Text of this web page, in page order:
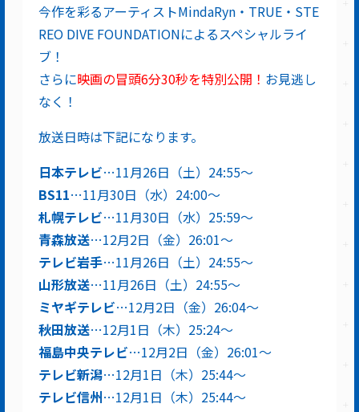
今作を彩るアーティストMindaRyn・TRUE・STE
REO DIVE FOUNDATIONによるスペシャルライ
ブ！
さらに映画の冒頭6分30秒を特別公開！ お見逃し
なく！
放送日時は下記になります。
日本テレビ…11月26日（土）24:55～
BS11…11月30日（水）24:00～
札幌テレビ…11月30日（水）25:59～
青森放送…12月2日（金）26:01〜
テレビ岩手…11月26日（土）24:55〜
山形放送…11月26日（土）24:55〜
ミヤギテレビ…12月2日（金）26:04〜
秋田放送…12月1日（木）25:24〜
福島中央テレビ…12月2日（金）26:01〜
テレビ新潟…12月1日（木）25:44〜
テレビ信州…12月1日（木）25:44〜